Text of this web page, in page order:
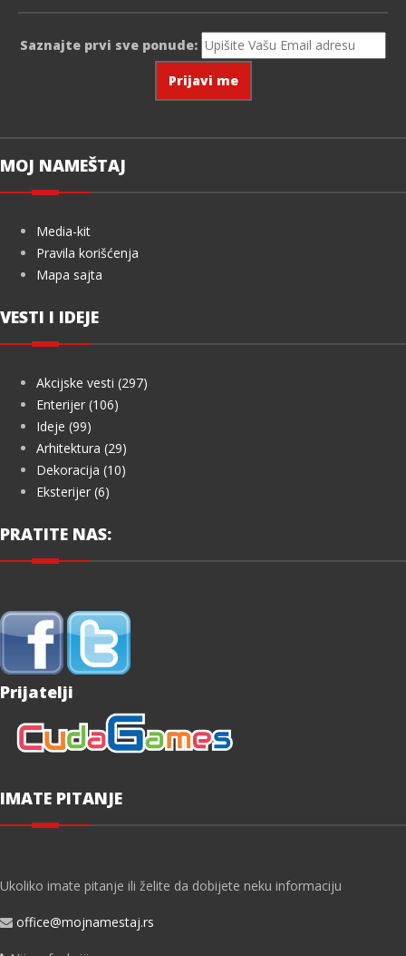
Saznajte prvi sve ponude:
MOJ NAMEŠTAJ
Media-kit
Pravila korišćenja
Mapa sajta
VESTI I IDEJE
Akcijske vesti (297)
Enterijer (106)
Ideje (99)
Arhitektura (29)
Dekoracija (10)
Eksterijer (6)
PRATITE NAS:
Prijatelji
IMATE PITANJE
Ukoliko imate pitanje ili želite da dobijete neku informaciju
office@mojnamestaj.rs